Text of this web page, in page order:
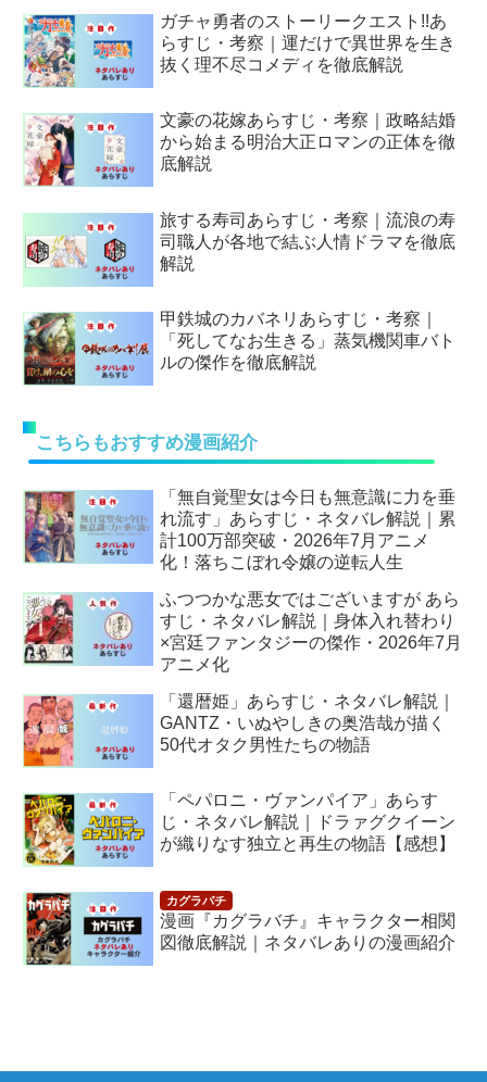
ガチャ勇者のストーリークエスト!!あ
らすじ・考察｜運だけで異世界を生き
抜く理不尽コメディを徹底解説
文豪の花嫁あらすじ・考察｜政略結婚
から始まる明治大正ロマンの正体を徹
底解説
旅する寿司あらすじ・考察｜流浪の寿
司職人が各地で結ぶ人情ドラマを徹底
解説
甲鉄城のカバネリあらすじ・考察｜
「死してなお生きる」蒸気機関車バト
ルの傑作を徹底解説
こちらもおすすめ漫画紹介
「無自覚聖女は今日も無意識に力を垂
れ流す」あらすじ・ネタバレ解説｜累
計100万部突破・2026年7月アニメ
化！落ちこぼれ令嬢の逆転人生
ふつつかな悪女ではございますが あら
すじ・ネタバレ解説｜身体入れ替わり
×宮廷ファンタジーの傑作・2026年7月
アニメ化
「還暦姫」あらすじ・ネタバレ解説｜
GANTZ・いぬやしきの奥浩哉が描く
50代オタク男性たちの物語
「ペパロニ・ヴァンパイア」あらす
じ・ネタバレ解説｜ドラァグクイーン
が織りなす独立と再生の物語【感想】
漫画『カグラバチ』キャラクター相関
図徹底解説｜ネタバレありの漫画紹介